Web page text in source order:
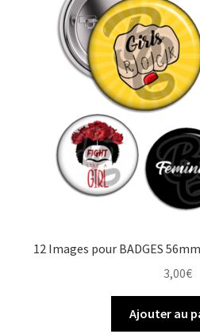
12 Images pour BADGES
3,00€
Ajouter au